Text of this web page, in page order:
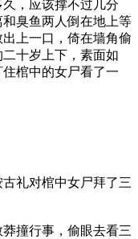
，应该撑不过几分
臭鱼两人倒在地上等
上一口，倚在墙角偷
十岁上下，素面如
棺中的女尸看了一
礼对棺中女尸拜了三
撞行事，偷眼去看三